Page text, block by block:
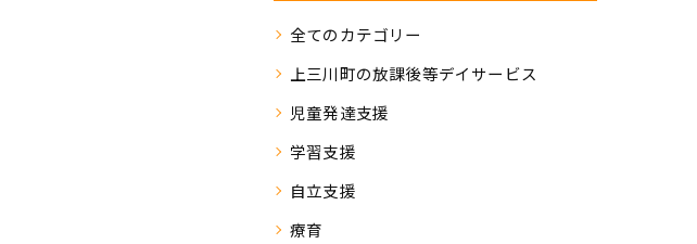
全てのカテゴリー
上三川町の放課後等デイサービス
児童発達支援
学習支援
自立支援
療育